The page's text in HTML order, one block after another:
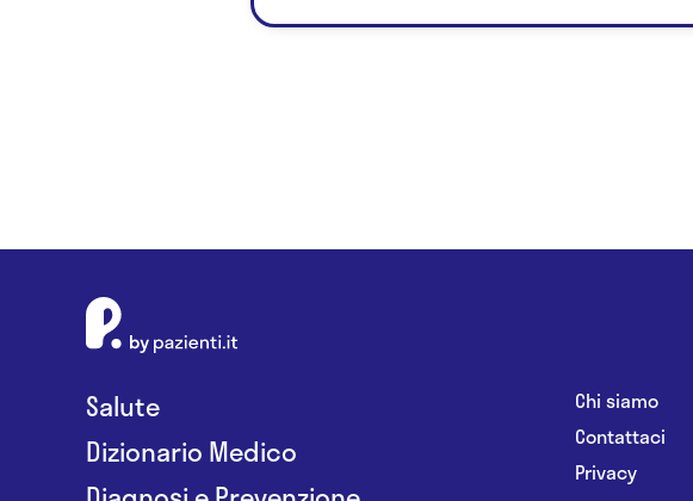
Salute
Dizionario Medico
Chi siamo
Contattaci
Privacy